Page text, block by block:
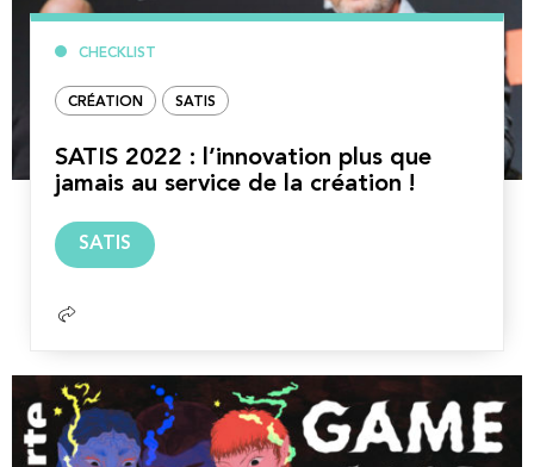
CHECKLIST
CRÉATION SATIS
SATIS 2022 : l’innovation plus que
jamais au service de la création !
SATIS